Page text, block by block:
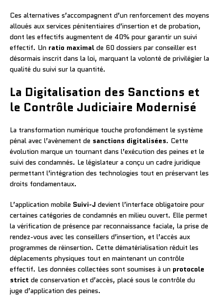
Ces alternatives s’accompagnent d’un renforcement des moyens
alloués aux services pénitentiaires d’insertion et de probation,
dont les effectifs augmentent de 40% pour garantir un suivi
effectif. Un ratio maximal de 60 dossiers par conseiller est
désormais inscrit dans la loi, marquant la volonté de privilégier la
qualité du suivi sur la quantité.
La Digitalisation des Sanctions et
le Contrôle Judiciaire Modernisé
La transformation numérique touche profondément le système
pénal avec l’avènement de sanctions digitalisées. Cette
évolution marque un tournant dans l’exécution des peines et le
suivi des condamnés. Le législateur a conçu un cadre juridique
permettant l’intégration des technologies tout en préservant les
droits fondamentaux.
L’application mobile Suivi-J devient l’interface obligatoire pour
certaines catégories de condamnés en milieu ouvert. Elle permet
la vérification de présence par reconnaissance faciale, la prise de
rendez-vous avec les conseillers d’insertion, et l’accès aux
programmes de réinsertion. Cette dématérialisation réduit les
déplacements physiques tout en maintenant un contrôle
effectif. Les données collectées sont soumises à un protocole
strict de conservation et d’accès, placé sous le contrôle du
juge d’application des peines.